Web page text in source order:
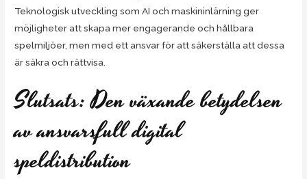
Teknologisk utveckling som AI och maskininlärning ger
möjligheter att skapa mer engagerande och hållbara
spelmiljöer, men med ett ansvar för att säkerställa att dessa
är säkra och rättvisa.
Slutsats: Den växande betydelsen
av ansvarsfull digital
speldistribution